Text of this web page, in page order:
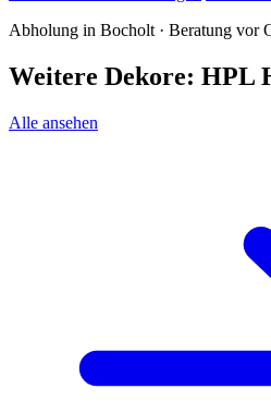
Abholung in Bocholt · Beratung vor
Weitere Dekore: HPL
Alle ansehen